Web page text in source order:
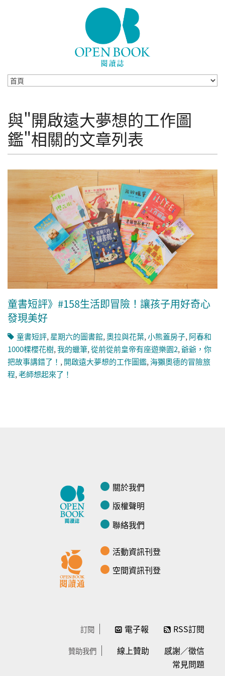
與"開啟遠大夢想的工作圖
鑑"相關的文章列表
童書短評》#158生活即冒險！讓孩子用好奇心
發現美好
童書短評,星期六的圖書館,奧拉與花葉,小熊蓋房子,阿春和
1000棵櫻花樹,我的蠟筆,從前從前皇帝有座遊樂園2,爺爺，你
把故事講錯了！ ,開啟遠大夢想的工作圖鑑,海獺奧德的冒險旅
程,老師想起來了！
關於我們
版權聲明
聯絡我們
活動資訊刊登
空間資訊刊登
訂閱 電子報 RSS訂閱
贊助我們 線上贊助
感謝／徵信
常見問題